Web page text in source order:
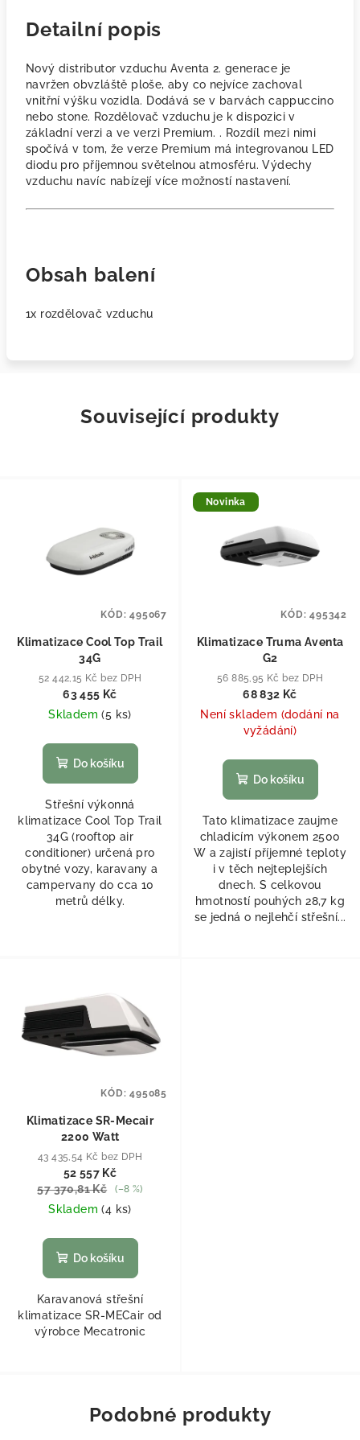
Detailní popis
Nový distributor vzduchu Aventa 2. generace je
navržen obvzláště ploše, aby co nejvíce zachoval
vnitřní výšku vozidla. Dodává se v barvách cappuccino
nebo stone. Rozdělovač vzduchu je k dispozici v
základní verzi a ve verzi Premium. . Rozdíl mezi nimi
spočívá v tom, že verze Premium má integrovanou LED
diodu pro příjemnou světelnou atmosféru. Výdechy
vzduchu navíc nabízejí více možností nastavení.
Obsah balení
1x rozdělovač vzduchu
Související produkty
Klimatizace Cool Top Trail
34G
52 442,15 Kč bez DPH
63 455 Kč
Skladem(5 ks)
Do košíku
Střešní výkonná
klimatizace Cool Top Trail
34G (rooftop air
conditioner) určená pro
obytné vozy, karavany a
campervany do cca 10
metrů délky.
KÓD:495067
Novinka
Klimatizace Truma Aventa
G2
56 885,95 Kč bez DPH
68 832 Kč
Není skladem (dodání na
vyžádání)
Do košíku
Tato klimatizace zaujme
chladicím výkonem 2500
W a zajistí příjemné teploty
i v těch nejteplejších
dnech. S celkovou
hmotností pouhých 28,7 kg
se jedná o nejlehčí střešní...
KÓD:495342
Klimatizace SR-Mecair
2200 Watt
43 435,54 Kč bez DPH
52 557 Kč
57 370,81 Kč
(–8 %)
Skladem(4 ks)
Do košíku
Karavanová střešní
klimatizace SR-MECair od
výrobce Mecatronic
KÓD:495085
Podobné produkty